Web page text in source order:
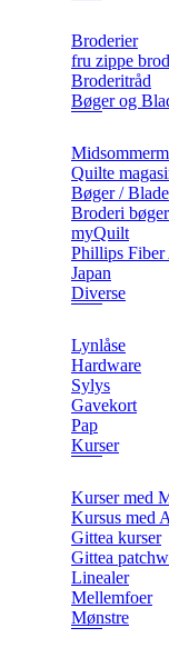
Broderier
fru zippe
Broderitråd
Bøger og
Quilte
Bøger / Blade
Broderi
myQuilt
Phillips Fiber
Japan
Diverse
Lynlåse
Hardware
Sylys
Gavekort
Pap
Kurser
Kurser med
Kursus med
Gittea kurser
Gittea
Linealer
Mellemfoer
Mønstre